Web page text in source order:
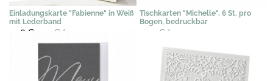
Einladungskarte "Fabienne" in Weiß
mit Lederband
2,56 € 1,79 € *
Tischkarten "Michelle", 6 St. pro
Bogen, bedruckbar
3,07 € *